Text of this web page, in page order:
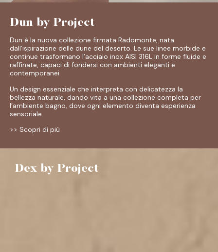
Dex by Project
Dun by Project
Dun è la nuova collezione firmata Radomonte, nata
dall’ispirazione delle dune del deserto. Le sue linee morbide e
continue trasformano l’acciaio inox AISI 316L in forme fluide e
raffinate, capaci di fondersi con ambienti eleganti e
contemporanei.
Un design essenziale che interpreta con delicatezza la
bellezza naturale, dando vita a una collezione completa per
l’ambiente bagno, dove ogni elemento diventa esperienza
sensoriale.
>> Scopri di più